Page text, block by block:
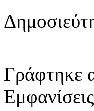
Γράφτηκε